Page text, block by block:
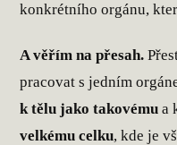
konkrétního orgánu,
A věřím na přesah.
pracovat s jedním
k tělu jako takovému a
velkému celku, kde je